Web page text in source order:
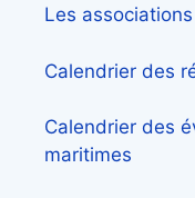
Les
Calendrier des
Calendrier des
maritimes